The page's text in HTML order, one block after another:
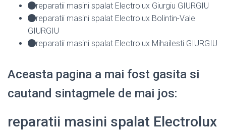
reparatii masini spalat Electrolux Giurgiu GIURGIU
reparatii masini spalat Electrolux Bolintin-Vale
GIURGIU
reparatii masini spalat Electrolux Mihailesti GIURGIU
Aceasta pagina a mai fost gasita si
cautand sintagmele de mai jos:
reparatii masini spalat Electrolux